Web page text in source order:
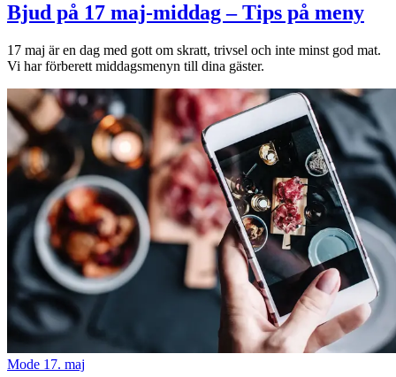
Bjud på 17 maj-middag – Tips på meny
17 maj är en dag med gott om skratt, trivsel och inte minst god mat.
Vi har förberett middagsmenyn till dina gäster.
Mode 17. maj